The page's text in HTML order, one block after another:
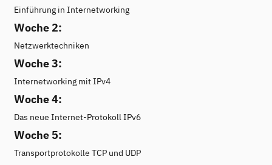
Einführung in Internetworking
Woche 2:
Netzwerktechniken
Woche 3:
Internetworking mit IPv4
Woche 4:
Das neue Internet-Protokoll IPv6
Woche 5:
Transportprotokolle TCP und UDP